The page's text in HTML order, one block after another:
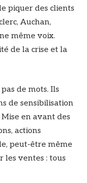
piquer des clients
Auchan,
même voix.
de la crise et la
de mots. Ils
de sensibilisation
en avant des
actions
peut-être même
les ventes : tous